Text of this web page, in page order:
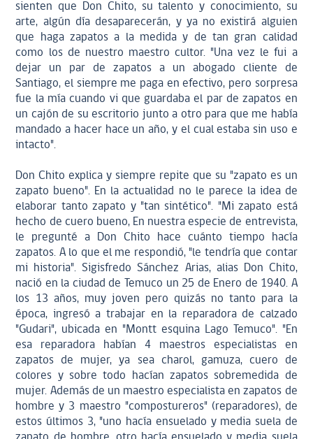
sienten que Don Chito, su talento y conocimiento, su
arte, algún día desaparecerán, y ya no existirá alguien
que haga zapatos a la medida y de tan gran calidad
como los de nuestro maestro cultor. "Una vez le fui a
dejar un par de zapatos a un abogado cliente de
Santiago, el siempre me paga en efectivo, pero sorpresa
fue la mía cuando vi que guardaba el par de zapatos en
un cajón de su escritorio junto a otro para que me había
mandado a hacer hace un año, y el cual estaba sin uso e
intacto".
Don Chito explica y siempre repite que su "zapato es un
zapato bueno". En la actualidad no le parece la idea de
elaborar tanto zapato y "tan sintético". "Mi zapato está
hecho de cuero bueno, En nuestra especie de entrevista,
le pregunté a Don Chito hace cuánto tiempo hacía
zapatos. A lo que el me respondió, "le tendría que contar
mi historia". Sigisfredo Sánchez Arias, alias Don Chito,
nació en la ciudad de Temuco un 25 de Enero de 1940. A
los 13 años, muy joven pero quizás no tanto para la
época, ingresó a trabajar en la reparadora de calzado
"Gudari", ubicada en "Montt esquina Lago Temuco". "En
esa reparadora habían 4 maestros especialistas en
zapatos de mujer, ya sea charol, gamuza, cuero de
colores y sobre todo hacían zapatos sobremedida de
mujer. Además de un maestro especialista en zapatos de
hombre y 3 maestro "compostureros" (reparadores), de
estos últimos 3, "uno hacía ensuelado y media suela de